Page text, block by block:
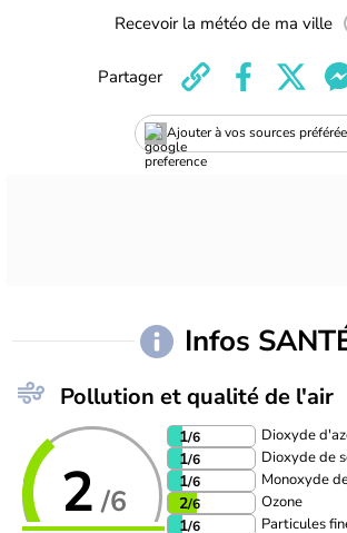
Recevoir la météo de ma ville
Ajouter à vos sources
Partager
Infos
Pollution et qualité de l'air
2 /6
1/6 Dioxyde
1/6 Dioxyde de
1/6 Monoxyde
2/6 Ozone
1/6 Particules